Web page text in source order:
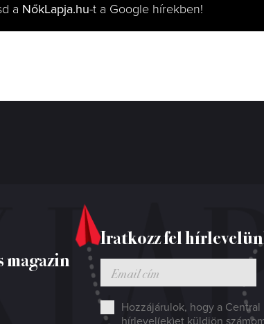
a NőkLapja.hu-t a Google hírekben!
Iratkozz fel
Hozzájárulok, hogy a